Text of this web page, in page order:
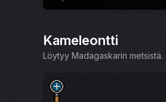
Kameleontti
Löytyy Madagaskarin metsistä.